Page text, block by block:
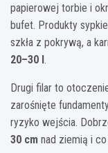
papierowej torbie i
bufet. Produkty
szkła z pokrywą, a
20–30 l.
Drugi filar to
zarośnięte
ryzyko wejścia.
30 cm nad ziemią i